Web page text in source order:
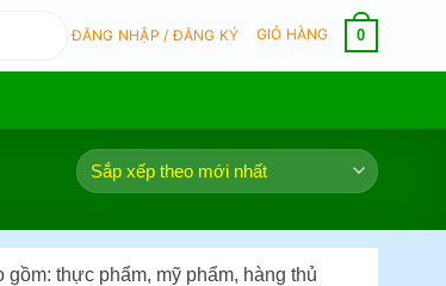
ĐĂNG NHẬP / ĐĂNG KÝ GIỎ HÀNG 0
thực phẩm, mỹ phẩm, hàng thủ